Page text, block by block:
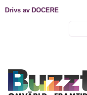
Drivs av DOCERE